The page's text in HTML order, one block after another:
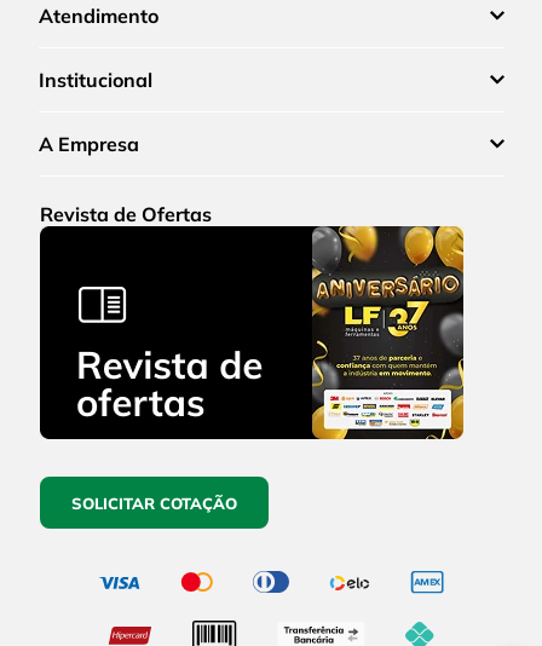
Atendimento
Institucional
A Empresa
Revista de Ofertas
SOLICITAR COTAÇÃO